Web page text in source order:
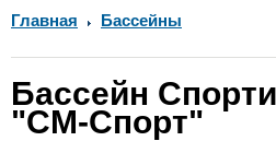
Главная Бассейны
Бассейн
"СМ-Спорт"